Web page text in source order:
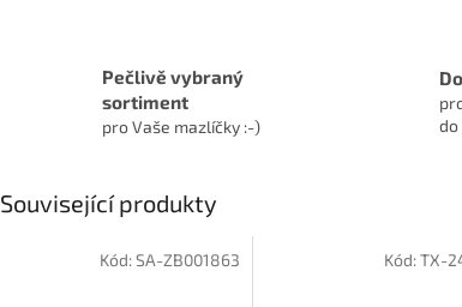
Pečlivě vybraný
sortiment
pro Vaše mazlíčky :-)
do
Související produkty
Kód:SA-ZB001863 Kód:TX-